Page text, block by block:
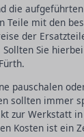
die
Teile mit den
der
Sie
pauschalen
sollten immer
zur Werkstatt
Kosten ist ein